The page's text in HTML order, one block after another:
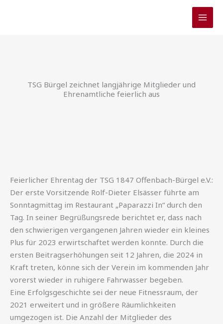
TSG Bürgel zeichnet langjährige Mitglieder und
Ehrenamtliche feierlich aus
Feierlicher Ehrentag der TSG 1847 Offenbach-Bürgel e.V.:
Der erste Vorsitzende Rolf-Dieter Elsässer führte am
Sonntagmittag im Restaurant „Paparazzi In“ durch den
Tag. In seiner Begrüßungsrede berichtet er, dass nach
den schwierigen vergangenen Jahren wieder ein kleines
Plus für 2023 erwirtschaftet werden konnte. Durch die
ersten Beitragserhöhungen seit 12 Jahren, die 2024 in
Kraft treten, könne sich der Verein im kommenden Jahr
vorerst wieder in ruhigere Fahrwasser begeben.
Eine Erfolgsgeschichte sei der neue Fitnessraum, der
2021 erweitert und in größere Räumlichkeiten
umgezogen ist. Die Anzahl der Mitglieder des